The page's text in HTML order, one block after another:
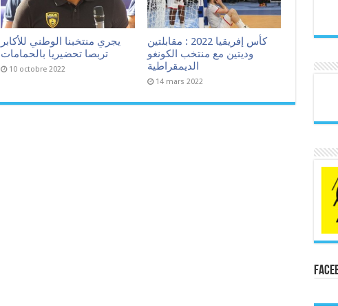
يجري منتخبنا الوطني للأكابر
تربصا تحضيريا بالحمامات
10 octobre 2022
كأس إفريقيا 2022 : مقابلتين
وديتين مع منتخب الكونغو
الديمقراطية
14 mars 2022